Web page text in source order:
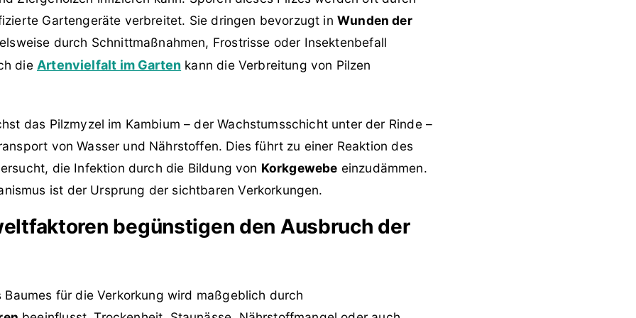
Gartengeräte verbreitet. Sie dringen bevorzugt in Wunden der
durch Schnittmaßnahmen, Frostrisse oder Insektenbefall
die Artenvielfalt im Garten kann die Verbreitung von Pilzen
das Pilzmyzel im Kambium – der Wachstumsschicht unter der Rinde –
von Wasser und Nährstoffen. Dies führt zu einer Reaktion des
die Infektion durch die Bildung von Korkgewebe einzudämmen.
ist der Ursprung der sichtbaren Verkorkungen.
begünstigen den Ausbruch der
Baumes für die Verkorkung wird maßgeblich durch